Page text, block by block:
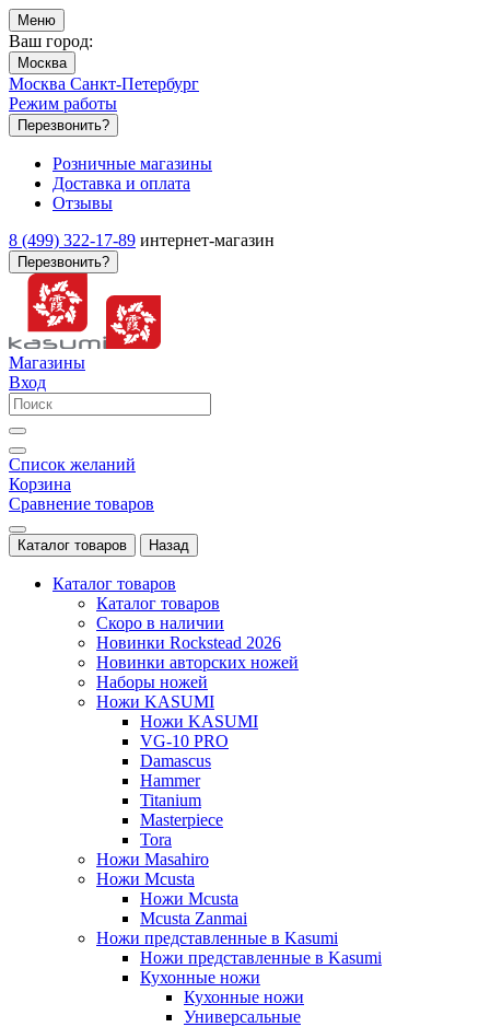
Меню
Ваш город:
Москва
Москва Санкт-Петербург
Режим работы
Перезвонить?
Розничные магазины
Доставка и оплата
Отзывы
8 (499) 322-17-89 интернет-магазин
Перезвонить?
Магазины
Вход
Список желаний
Корзина
Сравнение товаров
Каталог товаров Назад
Каталог товаров
Каталог товаров
Скоро в наличии
Новинки Rockstead 2026
Новинки авторских ножей
Наборы ножей
Ножи KASUMI
Ножи KASUMI
VG-10 PRO
Damascus
Hammer
Titanium
Masterpiece
Tora
Ножи Masahiro
Ножи Mcusta
Ножи Mcusta
Mcusta Zanmai
Ножи представленные в Kasumi
Ножи представленные в Kasumi
Кухонные ножи
Кухонные ножи
Универсальные